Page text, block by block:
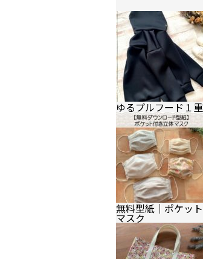
ゆるプルフード１
無料型紙｜ポケッ
マスク